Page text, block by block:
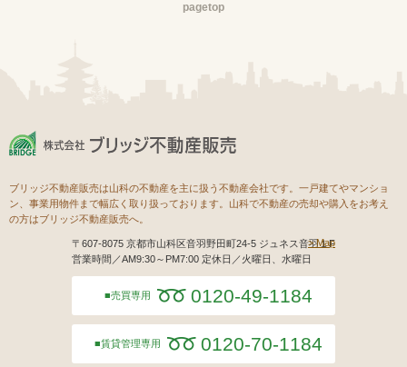
pagetop
ブリッジ不動産販売は山科の不動産を主に扱う不動産会社です。一戸建てやマンショ
ン、事業用物件まで幅広く取り扱っております。山科で不動産の売却や購入をお考え
の方はブリッジ不動産販売へ。
Map
〒607-8075 京都市山科区音羽野田町24-5 ジュネス音羽１F
営業時間／AM9:30～PM7:00 定休日／火曜日、水曜日
売買専用 0120-49-1184
賃貸管理専用 0120-70-1184